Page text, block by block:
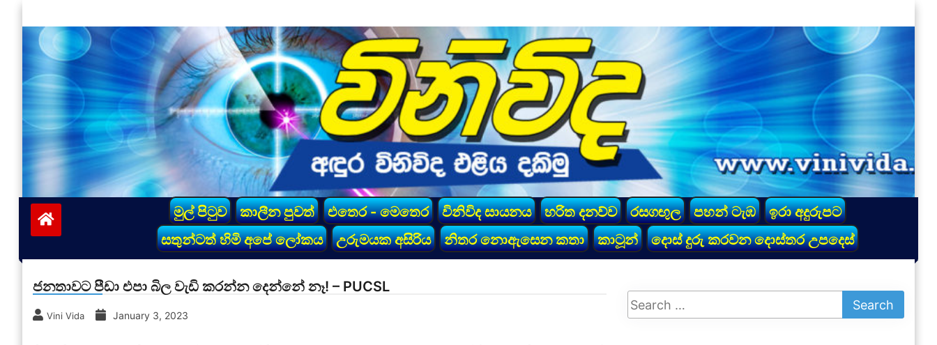
to
content
vinivida.lk
මුල් පිටුව කාලීන පුවත් එතෙර - මෙතෙර විනිවිද සායනය හරිත දනව්ව රසගඟුල පහන් ටැඹ
ඉරා අදුරුපට
සතුන්ටත් හිමි අපේ ලෝකය
උරුමයක අසිරිය නිතර නොඇසෙන කතා කාටූන් දොස් දුරු කරවන දොස්තර උපදෙස්
ජනතාවට පීඩා එපා බිල වැඩි කරන්න දෙන්නේ නෑ! – PUCSL
Vini Vida January 3, 2023